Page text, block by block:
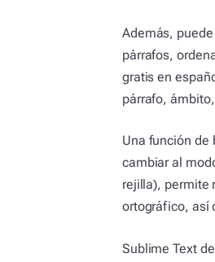
Además,
párrafos,
gratis en
párrafo,
Una función de
cambiar al
rejilla), permite
ortográfico, así
Sublime Text